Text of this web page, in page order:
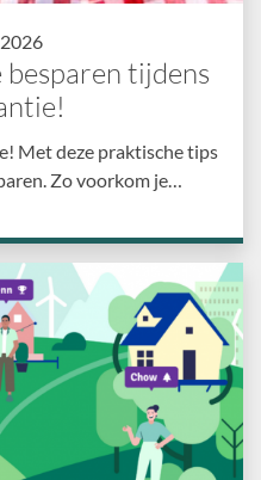
tijdens
Met deze praktische tips
Zo voorkom je…